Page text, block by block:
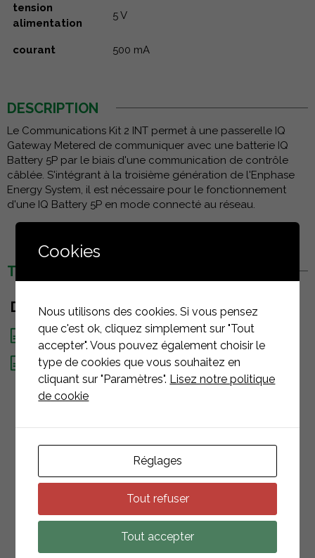
tension
alimentation
5 V
courant 500 mA
DESCRIPTION
Le Communications Kit 2 INT permet à une passerelle IQ
Gateway Metered de communiquer avec une batterie IQ
Battery 5P par le biais d'une communication de contrôle
câblée. S'intégrant à la troisième génération de l'Enphase
Energy System, il est nécessaire pour le fonctionnement
d'une IQ Battery 5P en mode connecté au réseau.
TÉLÉCHARGEMENTS
DOCUMENTS
Guide de montage
Fiche technique
PRODUITSASSOCIÉS
RETOUR À LA LISTE
Cookies
Nous utilisons des cookies. Si vous pensez
que c'est ok, cliquez simplement sur "Tout
accepter". Vous pouvez également choisir le
type de cookies que vous souhaitez en
cliquant sur "Paramètres". Lisez notre politique
de cookie
Réglages
Tout refuser
Tout accepter